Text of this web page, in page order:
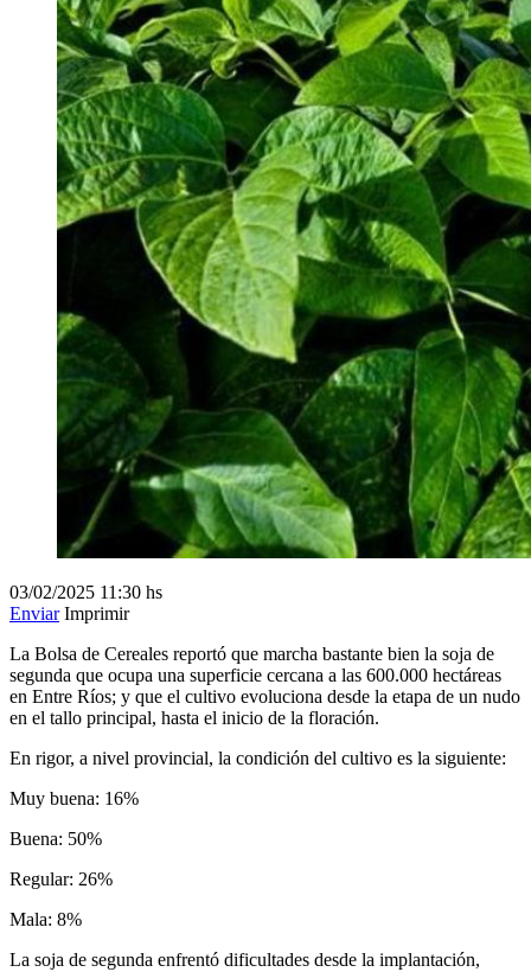
03/02/2025 11:30 hs
Enviar Imprimir
La Bolsa de Cereales reportó que marcha bastante bien la soja de
segunda que ocupa una superficie cercana a las 600.000 hectáreas
en Entre Ríos; y que el cultivo evoluciona desde la etapa de un nudo
en el tallo principal, hasta el inicio de la floración.
En rigor, a nivel provincial, la condición del cultivo es la siguiente:
Muy buena: 16%
Buena: 50%
Regular: 26%
Mala: 8%
La soja de segunda enfrentó dificultades desde la implantación,